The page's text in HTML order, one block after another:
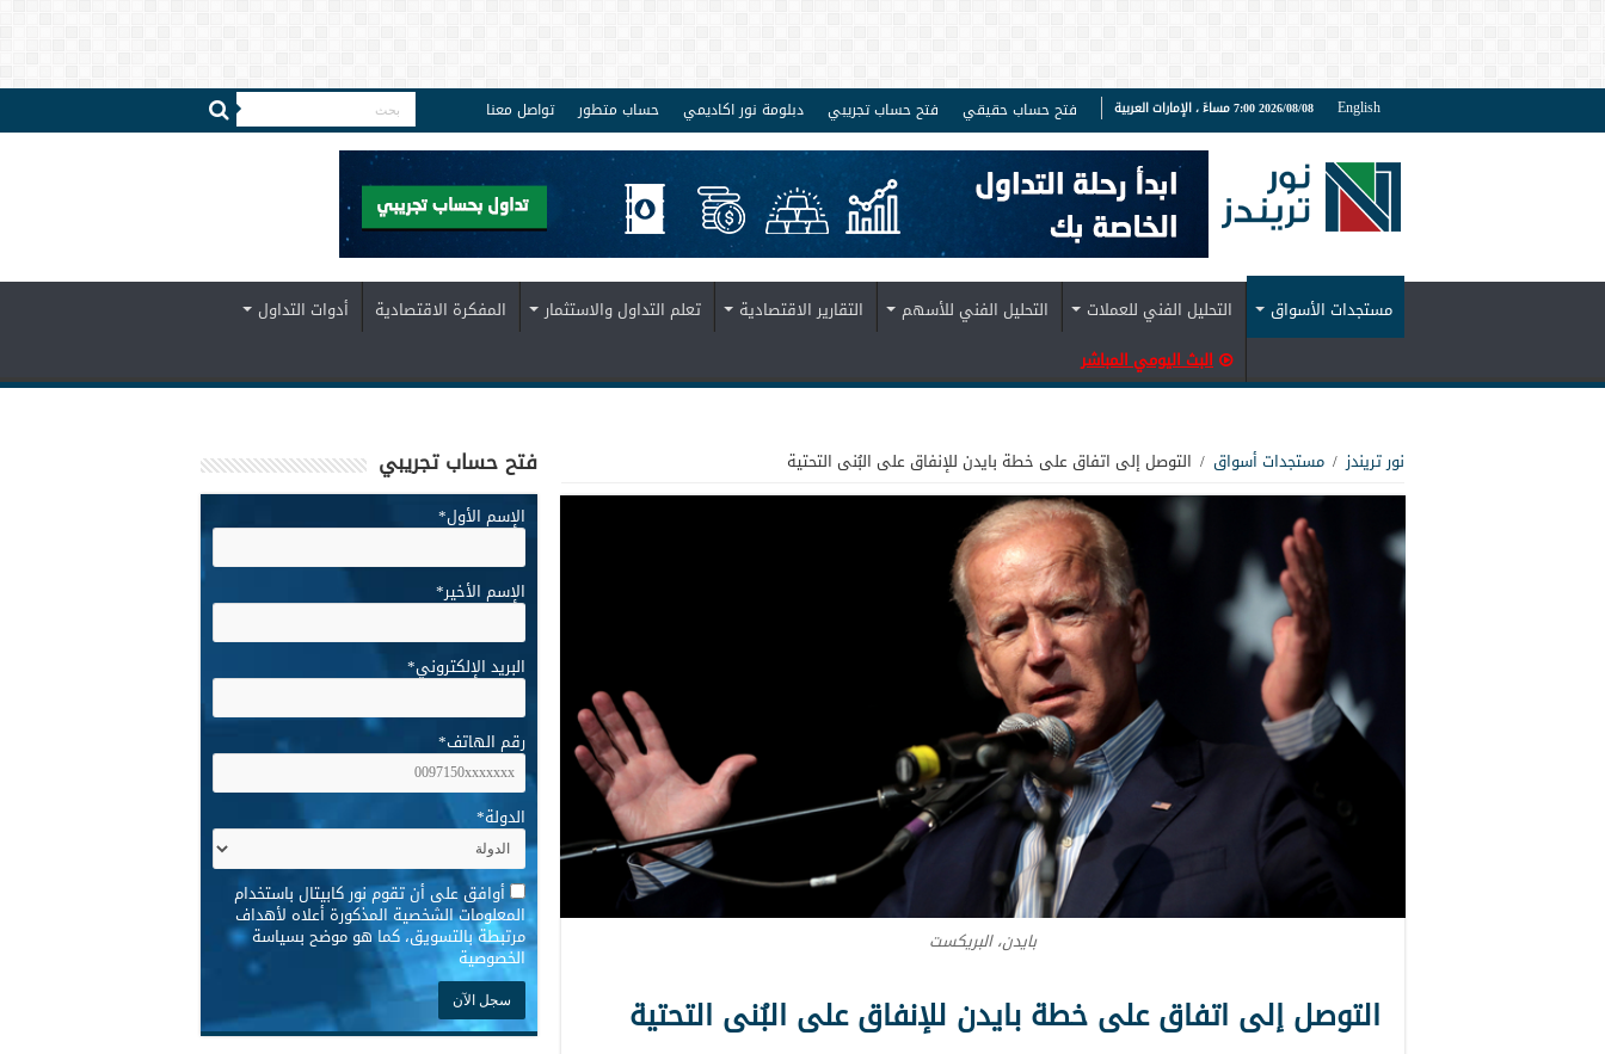
English 2026/08/08 7:00 مساءً ، الإمارات العربية فتح حساب حقيقي فتح حساب تجريبي دبلومة نور اكاديمي حساب متطور تواصل معنا
مستجدات الأسواق التحليل الفني للعملات التحليل الفني للأسهم التقارير الاقتصادية تعلم التداول والاستثمار المفكرة الاقتصادية
أدوات التداول
البث اليومي المباشر
نور تريندز / مستجدات أسواق / التوصل إلى اتفاق على خطة بايدن للإنفاق على البُنى التحتية
بايدن، البريكست
التوصل إلى اتفاق على خطة بايدن للإنفاق على البُنى التحتية
فتح حساب تجريبي
الإسم الأول*
الإسم الأخير*
البريد الإلكتروني*
رقم الهاتف*
الدولة*
* أوافق على أن تقوم نور كابيتال باستخدام
المعلومات الشخصية المذكورة أعلاه لأهداف
مرتبطة بالتسويق، كما هو موضح بسياسة
الخصوصية